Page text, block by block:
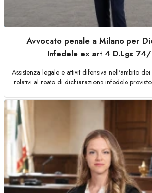
Avvocato penale a Milano per
Infedele ex art 4 D.Lgs
Assistenza legale e attivit difensiva nell'ambito
relativi al reato di dichiarazione infedele